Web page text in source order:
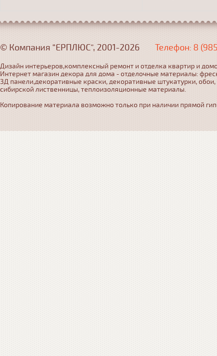
© Компания “ЕРПЛЮС”, 2001-2026 Телефон: 8
Дизайн интерьеров,комплексный ремонт и отделка квартир и
Интернет магазин декора для дома - отделочные материалы:
3Д панели,декоративные краски, декоративные штукатурки,
сибирской лиственницы, теплоизоляционные материалы.
Копирование материала возможно только при наличии прямой